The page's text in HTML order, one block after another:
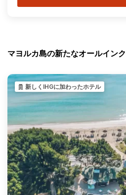
マヨルカ島の新たなオールイン
新しくIHGに加わったホテル